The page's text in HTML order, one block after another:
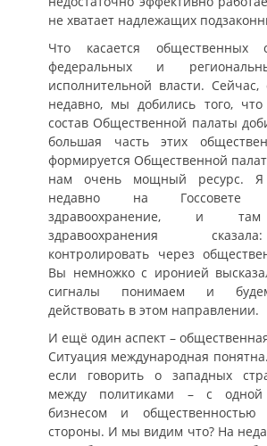
не хватает надлежащих
Что касается общественных
федеральных и
исполнительной власти. Сейчас,
недавно, мы добились того,
состав Общественной палаты
большая часть этих
формируется Общественной
нам очень мощный ресурс.
недавно на Госсовете
здравоохранение, и
здравоохранения
контролировать через
Вы немножко с иронией
сигналы понимаем и
действовать в этом направлении.
И ещё один аспект –
Ситуация международная
если говорить о западных
между политиками – с
бизнесом и
стороны. И мы видим что? На